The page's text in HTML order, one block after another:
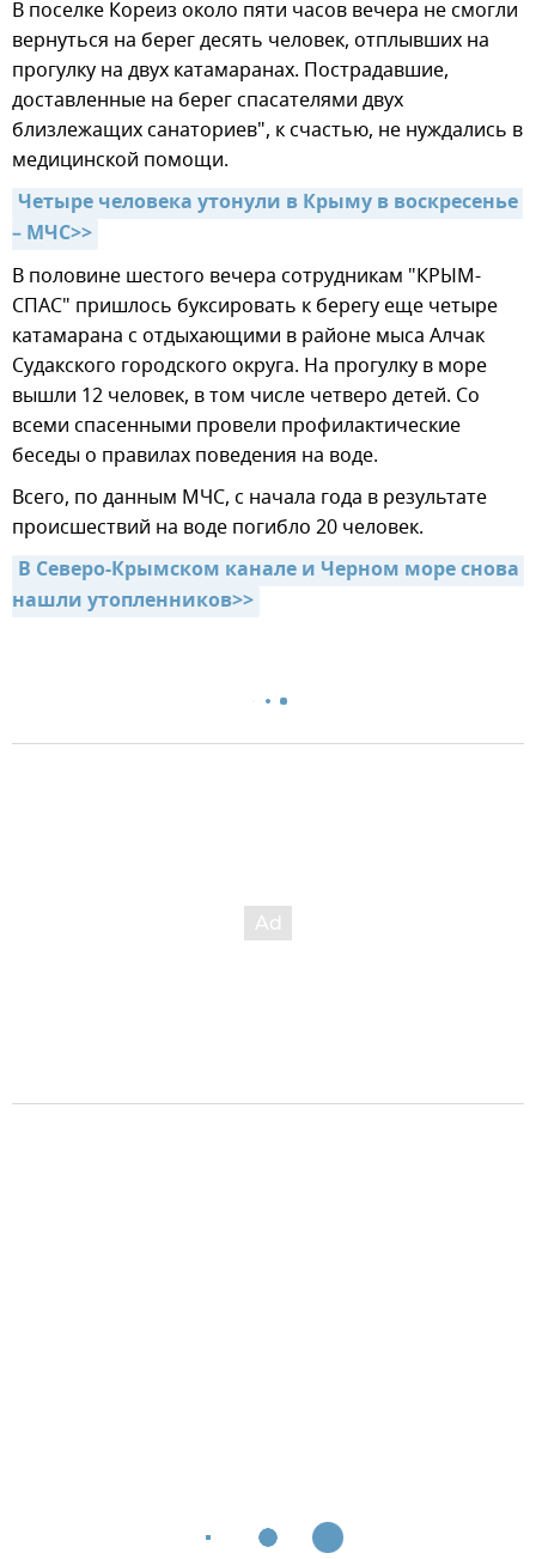
В поселке Кореиз около пяти часов вечера не смогли
вернуться на берег десять человек, отплывших на
прогулку на двух катамаранах. Пострадавшие,
доставленные на берег спасателями двух
близлежащих санаториев", к счастью, не нуждались в
медицинской помощи.
Четыре человека утонули в Крыму в воскресенье
– МЧС>>
В половине шестого вечера сотрудникам "КРЫМ-
СПАС" пришлось буксировать к берегу еще четыре
катамарана с отдыхающими в районе мыса Алчак
Судакского городского округа. На прогулку в море
вышли 12 человек, в том числе четверо детей. Со
всеми спасенными провели профилактические
беседы о правилах поведения на воде.
Всего, по данным МЧС, с начала года в результате
происшествий на воде погибло 20 человек.
В Северо-Крымском канале и Черном море снова
нашли утопленников>>